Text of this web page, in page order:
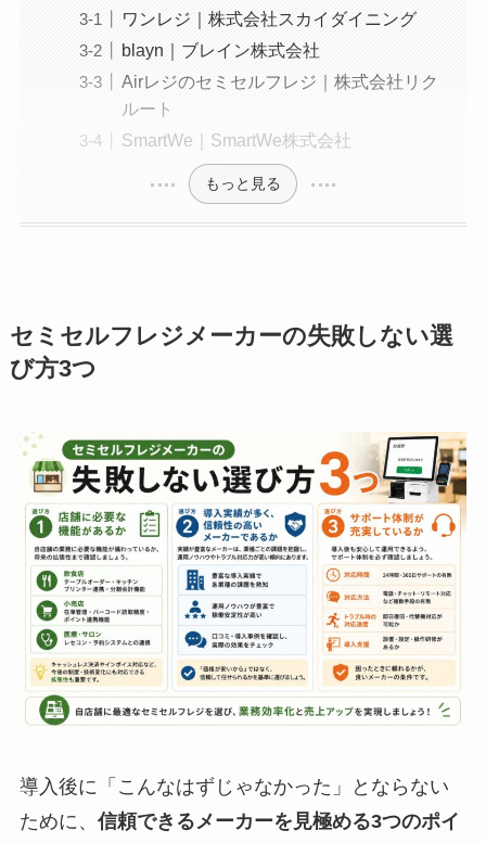
ワンレジ｜株式会社スカイダイニング
blayn｜ブレイン株式会社
Airレジのセミセルフレジ｜株式会社リク
ルート
SmartWe｜SmartWe株式会社
もっと見る
セミセルフレジメーカーの失敗しない選
び方3つ
導入後に「こんなはずじゃなかった」とならない
ために、 信頼できるメーカーを見極める3つのポイ